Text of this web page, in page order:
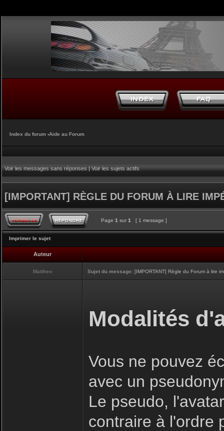
Index du forum ‹Aide au Forum
Voir les messages sans réponses|Voir les sujets actifs
[IMPORTANT] RÈGLE DU FORUM À LIRE
Page 1 sur 1 [ 1 message ]
Imprimer le sujet
Auteur
Mattheo Sujet du message: [IMPORTANT] Règle du Forum à lire
Modalités
Vous ne pouvez
avec un
Le pseudo,
contraire à l'ordre